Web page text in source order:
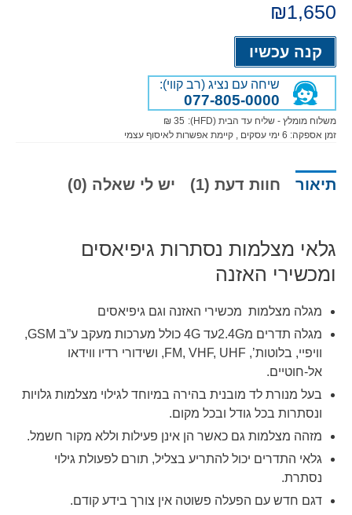
המחיר
המקורי
היה:
₪2,100.
₪1,650
קנה עכשיו
שיחה עם נציג (רב קווי):
077-805-0000
משלוח מומלץ - שליח עד הבית (HFD):
35 ₪
זמן אספקה: 6 ימי עסקים , קיימת אפשרות לאיסוף עצמי
תיאור חוות דעת (1) יש לי שאלה (0)
גלאי מצלמות נסתרות גיפיאסים
ומכשירי האזנה
מגלה מצלמות מכשירי האזנה וגם גיפיאסים
מגלה תדרים מ2.4Gעד 4G כולל מערכות מעקב ע”ב
GSM
,
וויפיי, בלוטות’, FM,
VHF, UHF
, ושידורי רדיו ווידאו
אל-חוטיים.
בעל מנורת לד מובנית בהירה במיוחד לגילוי מצלמות גלויות
ונסתרות בכל גודל ובכל מקום.
מזהה מצלמות גם כאשר הן אינן פעילות וללא מקור חשמל.
גלאי התדרים יכול להתריע בצליל, תורם לפעולת גילוי
נסתרת.
דגם חדש עם הפעלה פשוטה אין צורך בידע קודם.